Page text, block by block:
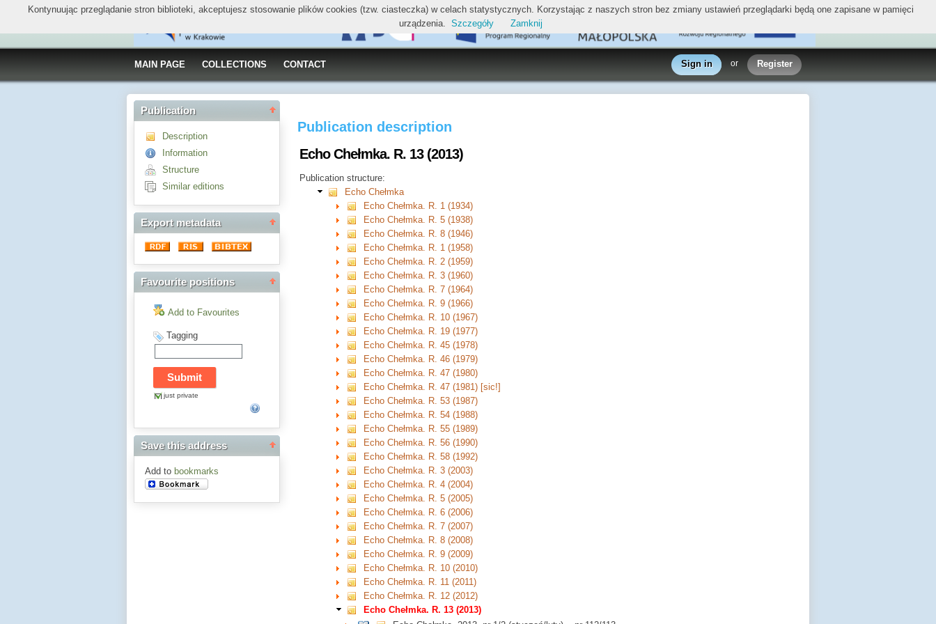
MAIN PAGE COLLECTIONS CONTACT Sign in or Register
Publication
Description
Information
Structure
Similar editions
Export metadata
Favourite positions
Add to Favourites
Tagging
just private
Save this address
Add to bookmarks
Publication description
Echo Chełmka. R. 13 (2013)
Publication structure:
Echo Chełmka
Echo Chełmka. R. 1 (1934)
Echo Chełmka. R. 5 (1938)
Echo Chełmka. R. 8 (1946)
Echo Chełmka. R. 1 (1958)
Echo Chełmka. R. 2 (1959)
Echo Chełmka. R. 3 (1960)
Echo Chełmka. R. 7 (1964)
Echo Chełmka. R. 9 (1966)
Echo Chełmka. R. 10 (1967)
Echo Chełmka. R. 19 (1977)
Echo Chełmka. R. 45 (1978)
Echo Chełmka. R. 46 (1979)
Echo Chełmka. R. 47 (1980)
Echo Chełmka. R. 47 (1981) [sic!]
Echo Chełmka. R. 53 (1987)
Echo Chełmka. R. 54 (1988)
Echo Chełmka. R. 55 (1989)
Echo Chełmka. R. 56 (1990)
Echo Chełmka. R. 58 (1992)
Echo Chełmka. R. 3 (2003)
Echo Chełmka. R. 4 (2004)
Echo Chełmka. R. 5 (2005)
Echo Chełmka. R. 6 (2006)
Echo Chełmka. R. 7 (2007)
Echo Chełmka. R. 8 (2008)
Echo Chełmka. R. 9 (2009)
Echo Chełmka. R. 10 (2010)
Echo Chełmka. R. 11 (2011)
Echo Chełmka. R. 12 (2012)
Echo Chełmka. R. 13 (2013)
Kontynuując przeglądanie stron biblioteki, akceptujesz stosowanie plików cookies (tzw. ciasteczka) w celach statystycznych. Korzystając z naszych stron bez zmiany ustawień przeglądarki będą one zapisane w pamięci
urządzenia. Szczegóły Zamknij